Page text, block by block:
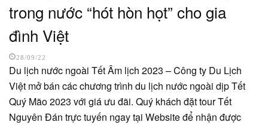
trong nước “hót hòn họt” cho gia
đình Việt
28/09/22
Du lịch nước ngoài Tết Âm lịch 2023 – Công ty Du Lịch
Việt mở bán các chương trình du lịch nước ngoài dịp Tết
Quý Mão 2023 với giá ưu đãi. Quý khách đặt tour Tết
Nguyên Đán trực tuyến ngay tại Website để nhận được